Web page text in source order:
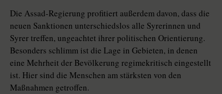
Die Assad-Regierung profitiert außerdem davon, dass die
neuen Sank­tio­nen unterschiedslos alle Syrerinnen und
Syrer treffen, ungeachtet ihrer politischen Orientierung.
Besonders schlimm ist die Lage in Gebieten, in denen
eine Mehrheit der Bevölkerung regimekritisch eingestellt
ist. Hier sind die Menschen am stärksten von den
Maßnahmen getroffen.